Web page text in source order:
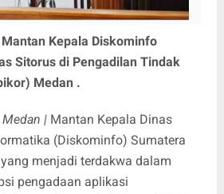
Kepala Diskominfo
Sitorus di Pengadilan Tindak
Medan .
|Mantan Kepala Dinas
(Diskominfo) Sumatera
menjadi terdakwa dalam
pengadaan aplikasi